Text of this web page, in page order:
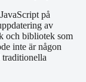
på
av
och bibliotek som
inte är någon